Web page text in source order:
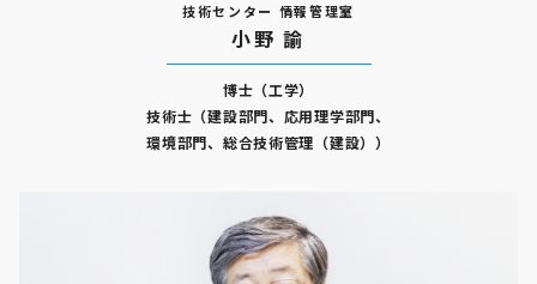
技術センター 情報管理室
小野 諭
博士（工学）
技術士（建設部門、応用理学部門、
環境部門、総合技術管理（建設））